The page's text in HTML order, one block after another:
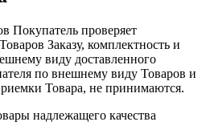
Покупатель проверяет
Заказу, комплектность и
виду доставленного
по внешнему виду Товаров и
Товара, не принимаются.
надлежащего качества